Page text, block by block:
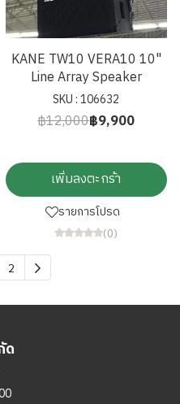
KANE TW10 VERA10 10"
Line Array Speaker
SKU : 106632
฿12,000฿9,900
เพิ่มลงตะกร้า
รายการโปรด
(0)
2
ด